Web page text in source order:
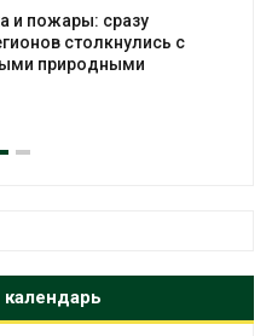
и пожары: сразу
столкнулись с
природными